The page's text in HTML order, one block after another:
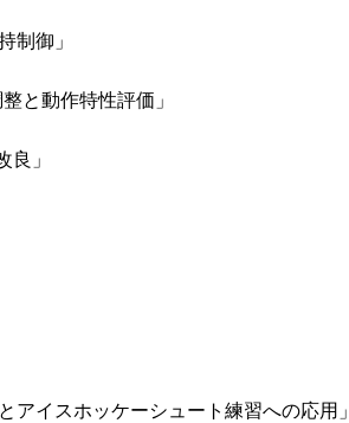
制御」
と動作特性評価」
良」
アイスホッケーシュート練習への応用」